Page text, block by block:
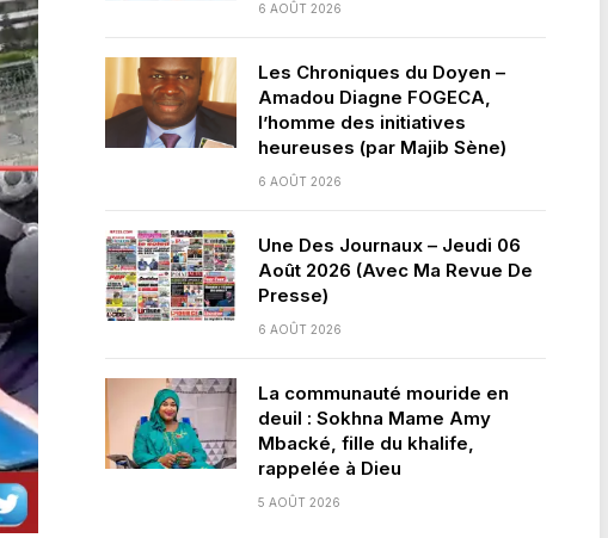
6 AOÛT 2026
Les Chroniques du Doyen –
Amadou Diagne FOGECA,
l’homme des initiatives
heureuses (par Majib Sène)
6 AOÛT 2026
Une Des Journaux – Jeudi 06
Août 2026 (Avec Ma Revue De
Presse)
6 AOÛT 2026
La communauté mouride en
deuil : Sokhna Mame Amy
Mbacké, fille du khalife,
rappelée à Dieu
5 AOÛT 2026